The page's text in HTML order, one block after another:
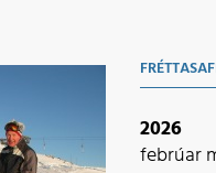
2026
febrúar